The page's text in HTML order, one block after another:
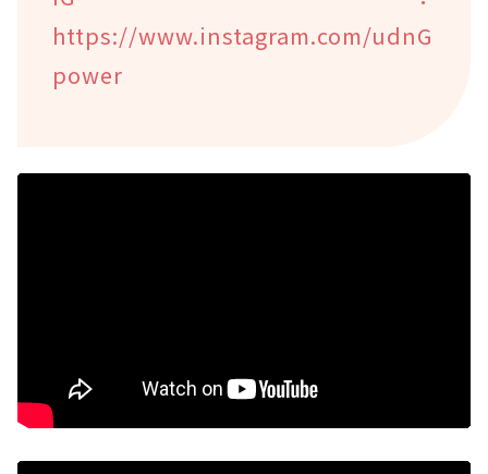
https://www.instagram.com/udnG
power